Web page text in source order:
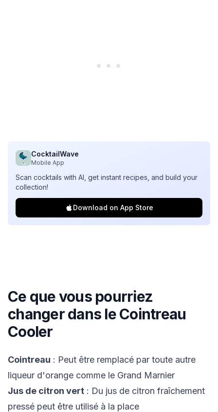
CocktailWave
Mobile App
Scan cocktails with AI, get instant recipes, and build your
collection!
Download on App Store
Ce que vous pourriez
changer dans leCointreau
Cooler
Cointreau : Peut être remplacé par toute autre
liqueur d'orange comme le Grand Marnier
Jus de citron vert : Du jus de citron fraîchement
pressé peut être utilisé à la place